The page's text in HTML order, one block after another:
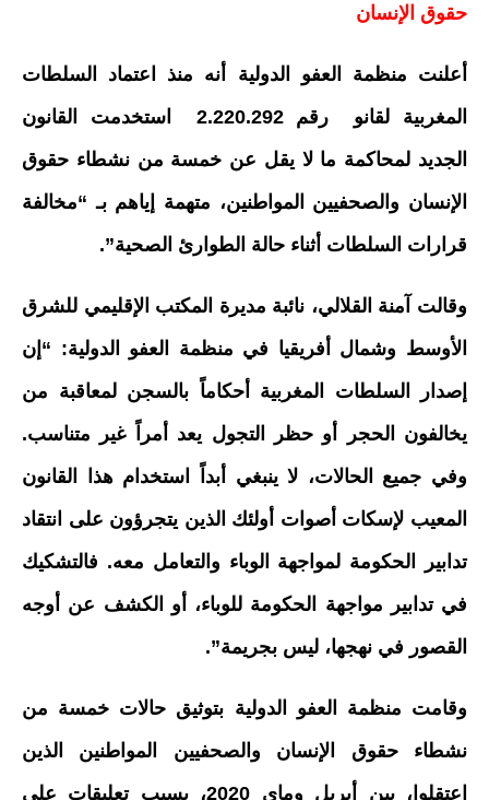
حقوق الإنسان
أعلنت منظمة العفو الدولية أنه منذ اعتماد السلطات
المغربية لقانو رقم 2.220.292 استخدمت القانون
الجديد لمحاكمة ما لا يقل عن خمسة من نشطاء حقوق
الإنسان والصحفيين المواطنين، متهمة إياهم بـ “مخالفة
قرارات السلطات أثناء حالة الطوارئ الصحية”.
وقالت آمنة القلالي، نائبة مديرة المكتب الإقليمي للشرق
الأوسط وشمال أفريقيا في منظمة العفو الدولية: “إن
إصدار السلطات المغربية أحكاماً بالسجن لمعاقبة من
يخالفون الحجر أو حظر التجول يعد أمراً غير متناسب.
وفي جميع الحالات، لا ينبغي أبداً استخدام هذا القانون
المعيب لإسكات أصوات أولئك الذين يتجرؤون على انتقاد
تدابير الحكومة لمواجهة الوباء والتعامل معه. فالتشكيك
في تدابير مواجهة الحكومة للوباء، أو الكشف عن أوجه
القصور في نهجها، ليس بجريمة”.
وقامت منظمة العفو الدولية بتوثيق حالات خمسة من
نشطاء حقوق الإنسان والصحفيين المواطنين الذين
اعتقلوا، بين أبريل وماي 2020، بسبب تعليقات على